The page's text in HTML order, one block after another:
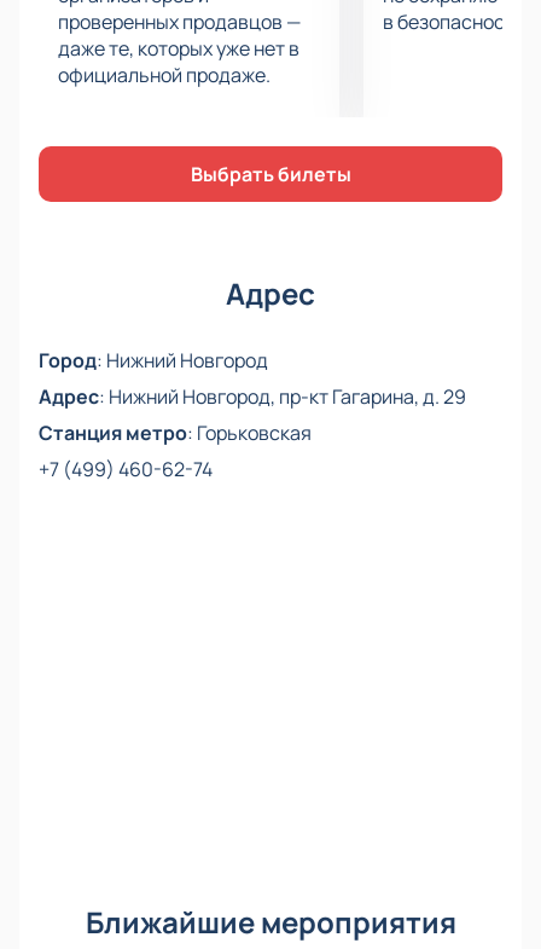
настоящим путешествием во времени и
пространстве, пробуждая самые светлые чувства.
Чтобы стать частью этого удивительного события,
проверенных продавцов —
даже те, которых уже нет в
официальной продаже.
в безопасности.
Выбрать билеты
Адрес
Город: Нижний Новгород
Адрес: Нижний Новгород, пр-кт Гагарина, д. 29
Станция метро: Горьковская
+7 (499) 460-62-74
Ближайшие мероприятия